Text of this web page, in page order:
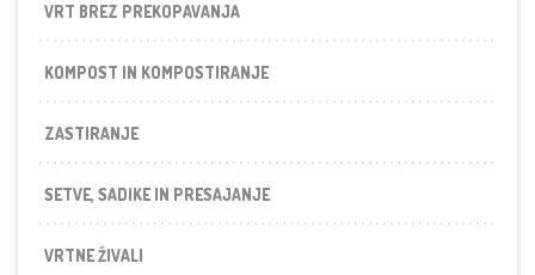
VRT BREZ PREKOPAVANJA
KOMPOST IN KOMPOSTIRANJE
ZASTIRANJE
SETVE, SADIKE IN PRESAJANJE
VRTNE ŽIVALI